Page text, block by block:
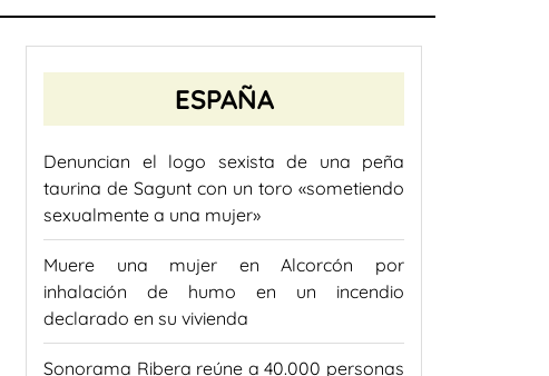
ESPAÑA
Denuncian el logo sexista de una peña
taurina de Sagunt con un toro «sometiendo
sexualmente a una mujer»
Muere una mujer en Alcorcón por
inhalación de humo en un incendio
declarado en su vivienda
Sonorama Ribera reúne a 40.000 personas